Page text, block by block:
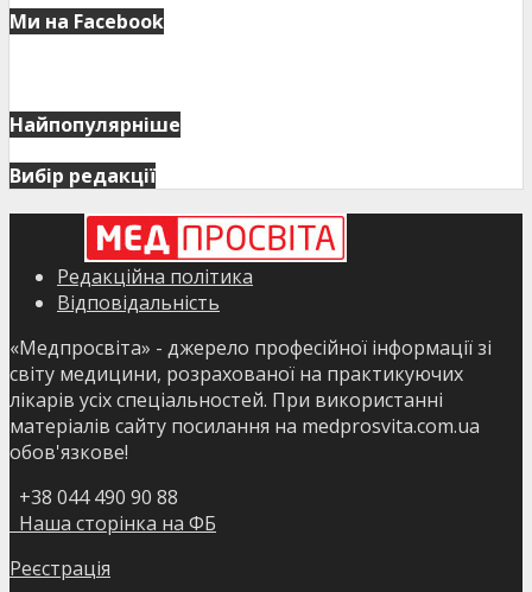
Ми на Facebook
Найпопулярніше
Вибір редакції
Редакційна політика
Відповідальність
«Медпросвіта» - джерело професійної інформації зі
світу медицини, розрахованої на практикуючих
лікарів усіх спеціальностей. При використанні
матеріалів сайту посилання на medprosvita.com.ua
обов'язкове!
+38 044 490 90 88
Наша сторінка на ФБ
Реєстрація